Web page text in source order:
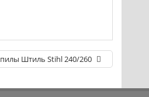
Штиль Stihl 240/260